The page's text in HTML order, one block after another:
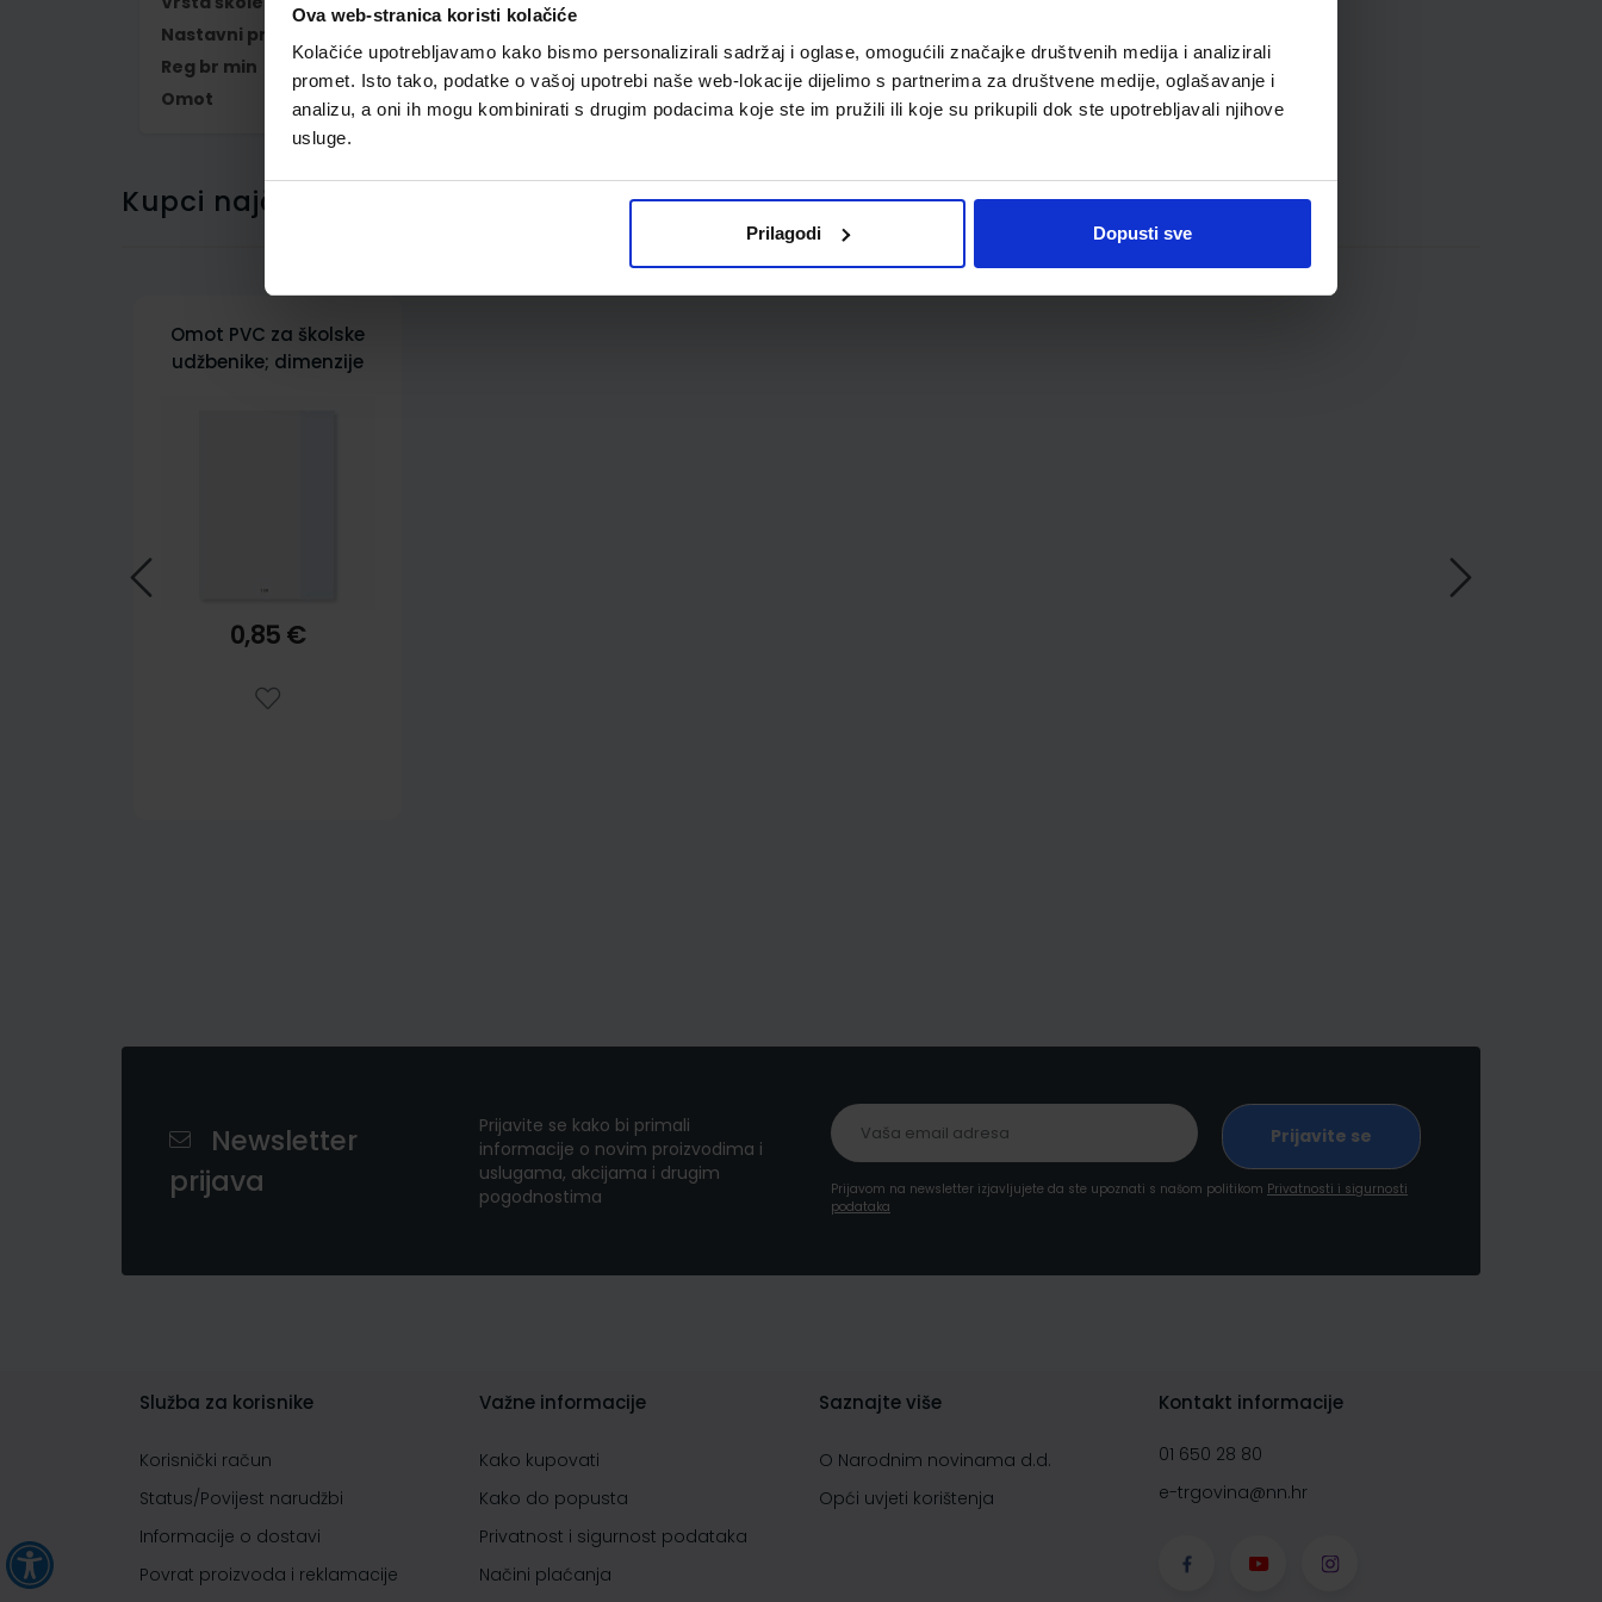
Ova web-stranica koristi kolačiće
Kolačiće upotrebljavamo kako bismo personalizirali sadržaj i oglase, omogućili značajke društvenih medija i analizirali
promet. Isto tako, podatke o vašoj upotrebi naše web-lokacije dijelimo s partnerima za društvene medije, oglašavanje i
analizu, a oni ih mogu kombinirati s drugim podacima koje ste im pružili ili koje su prikupili dok ste upotrebljavali njihove
usluge.
Prilagodi Dopusti sve
Nastavni predmet
Reg br min
7730-DOM2
Omot
500159
Kupci najčešće biraju..
Omot PVC za školske
udžbenike; dimenzije
0,85 €
Newsletter
prijava
Prijavite se kako bi primali
informacije o novim proizvodima i
uslugama, akcijama i drugim
pogodnostima
Prijavom na newsletter izjavljujete da ste upoznati s našom politikom Privatnosti i sigurnosti
podataka
Služba za korisnike
Korisnički račun
Status/Povijest narudžbi
Informacije o dostavi
Povrat proizvoda i reklamacije
Važne informacije
Kako kupovati
Kako do popusta
Privatnost i sigurnost podataka
Načini plaćanja
Saznajte više
O Narodnim novinama d.d.
Opći uvjeti korištenja
Kontakt informacije
01 650 28 80
e-trgovina@nn.hr